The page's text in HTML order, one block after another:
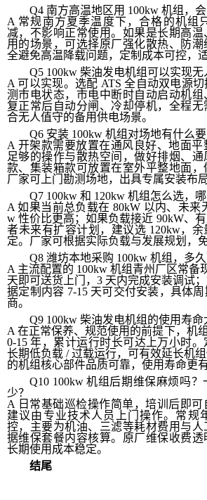
Q4 南方高温地区用 100kw 机组，
A 常规南方夏季温度下，合格的机组
减，不影响正常使用。如果是长期高
用的场景，可选择原厂强化散热、防
全避免高温降载问题，定制成本可控，
Q5 100kw 柴油发电机组可以实现无
A 可以实现。选配 ATS 全自动双电源
测市电状态，市电中断时自动启动机
复正常后自动分闸、冷却停机，全程
合无人值守的备用供电场景。
Q6 安装 100kw 机组对场地有什么要
A 开架款需要放置在通风良好、地面
足够的操作与散热空间，做好排烟、
款、集装箱款可放置在室外平整地面，
厂家可上门勘测场地，出具专属安装布局
Q7 100kw 和 120kw 机组怎么选，
A 如果当前总负载在 80kW 以内、未来
w 性价比更高；如果负载接近 90kW、
者未来有扩容计划，建议选 120kw，
定。厂家可根据实际负载与发展规划，
Q8 潍坊本地采购 100kw 机组，多
A 主流配置的 100kw 机组青州厂区常备
天即可送货上门，3 天内完成安装调试
据定制内容 7-15 天可交付安装，具体
商。
Q9 100kw 柴油发电机组的使用寿命
A 在正常保养、规范使用的前提下，机
0-15 年，累计运行时长可达上万小时
长期低负载 / 过载运行，可有效延长机
的机组核心部件品质可靠，使用寿命更有
Q10 100kw 机组后期维保麻烦吗
少？
A 日常基础巡检操作简单，培训后即
建议由专业技术人员上门操作。常规
控，主要为机油、三滤等耗材费用与
据维保套餐内容核算。原厂维保收费透
长期使用成本稳定。
结尾